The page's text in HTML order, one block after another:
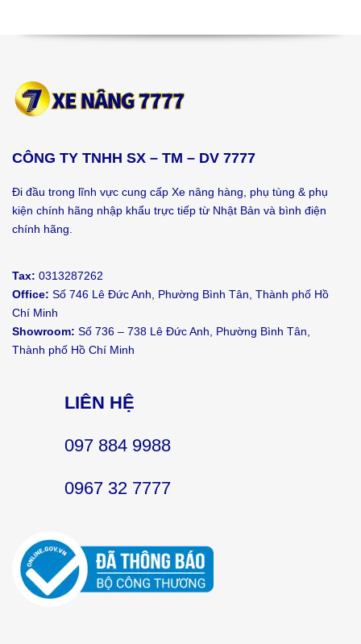
CÔNG TY TNHH SX – TM – DV 7777
Đi đầu trong lĩnh vực cung cấp Xe nâng hàng, phụ tùng & phụ
kiện chính hãng nhập khẩu trực tiếp từ Nhật Bản và bình điện
chính hãng.
Tax: 0313287262
Office: Số 746 Lê Đức Anh, Phường Bình Tân, Thành phố Hồ
Chí Minh
Showroom: Số 736 – 738 Lê Đức Anh, Phường Bình Tân,
Thành phố Hồ Chí Minh
LIÊN HỆ
097 884 9988
0967 32 7777